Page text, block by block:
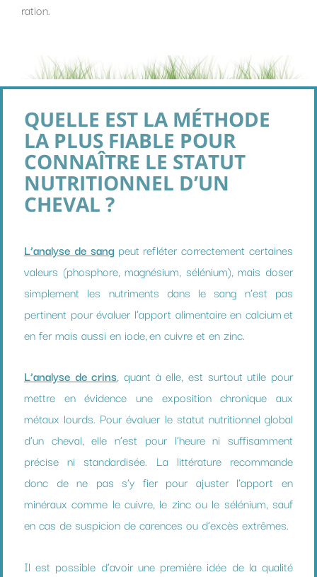
ration.
QUELLE EST LA MÉTHODE
LA PLUS FIABLE POUR
CONNAÎTRE LE STATUT
NUTRITIONNEL D’UN
CHEVAL ?
L’analyse de sang peut refléter correctement certaines
valeurs (phosphore, magnésium, sélénium), mais doser
simplement les nutriments dans le sang n’est pas
pertinent pour évaluer l’apport alimentaire en calcium et
en fer mais aussi en iode, en cuivre et en zinc.
L’analyse de crins, quant à elle, est surtout utile pour
mettre en évidence une exposition chronique aux
métaux lourds. Pour évaluer le statut nutritionnel global
d’un cheval, elle n’est pour l’heure ni suffisamment
précise ni standardisée. La littérature recommande
donc de ne pas s’y fier pour ajuster l’apport en
minéraux comme le cuivre, le zinc ou le sélénium, sauf
en cas de suspicion de carences ou d’excès extrêmes.
Il est possible d’avoir une première idée de la qualité